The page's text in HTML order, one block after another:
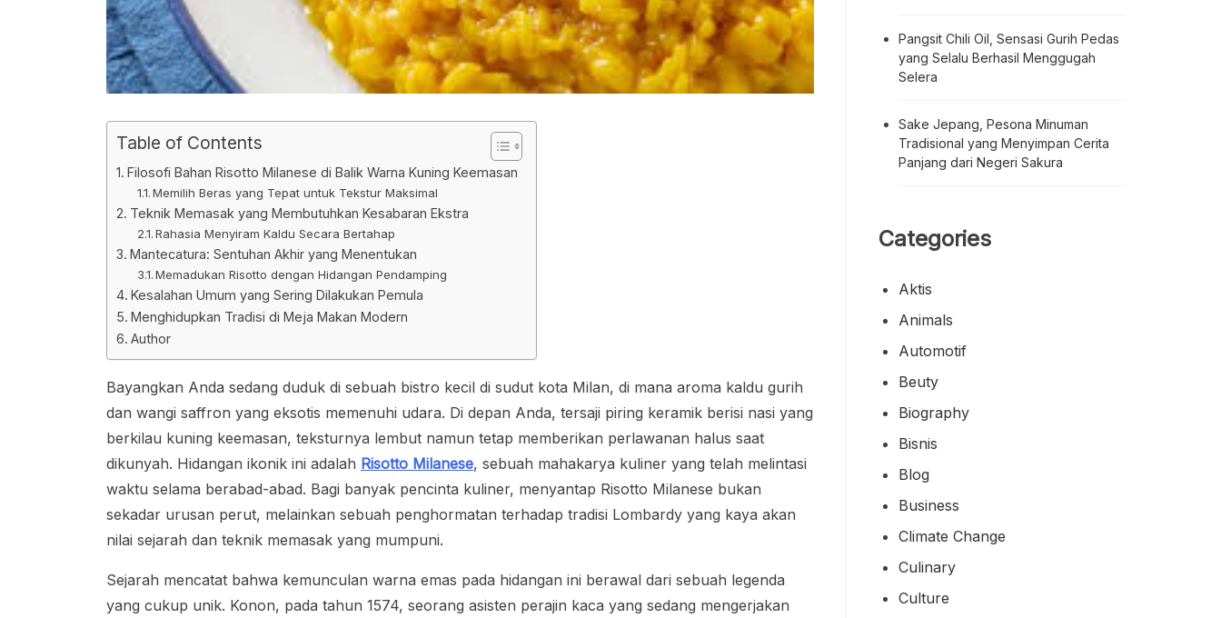
Table of Contents
Filosofi Bahan Risotto Milanese di Balik Warna Kuning Keemasan
Memilih Beras yang Tepat untuk Tekstur Maksimal
Teknik Memasak yang Membutuhkan Kesabaran Ekstra
Rahasia Menyiram Kaldu Secara Bertahap
Mantecatura: Sentuhan Akhir yang Menentukan
Memadukan Risotto dengan Hidangan Pendamping
Kesalahan Umum yang Sering Dilakukan Pemula
Menghidupkan Tradisi di Meja Makan Modern
Author
Bayangkan Anda sedang duduk di sebuah bistro kecil di sudut kota Milan, di mana aroma kaldu gurih
dan wangi saffron yang eksotis memenuhi udara. Di depan Anda, tersaji piring keramik berisi nasi yang
berkilau kuning keemasan, teksturnya lembut namun tetap memberikan perlawanan halus saat
dikunyah. Hidangan ikonik ini adalah Risotto Milanese, sebuah mahakarya kuliner yang telah melintasi
waktu selama berabad-abad. Bagi banyak pencinta kuliner, menyantap Risotto Milanese bukan
sekadar urusan perut, melainkan sebuah penghormatan terhadap tradisi Lombardy yang kaya akan
nilai sejarah dan teknik memasak yang mumpuni.
Sejarah mencatat bahwa kemunculan warna emas pada hidangan ini berawal dari sebuah legenda
yang cukup unik. Konon, pada tahun 1574, seorang asisten perajin kaca yang sedang mengerjakan
Pangsit Chili Oil, Sensasi Gurih Pedas
yang Selalu Berhasil Menggugah
Selera
Sake Jepang, Pesona Minuman
Tradisional yang Menyimpan Cerita
Panjang dari Negeri Sakura
Categories
Aktis
Animals
Automotif
Beuty
Biography
Bisnis
Blog
Business
Climate Change
Culinary
Culture